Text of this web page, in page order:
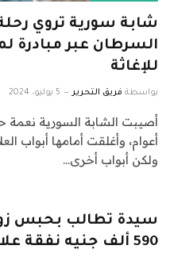
شابة سورية تروي
السرطان عبر مبادرة
للإغاثة
بواسطة فريق التحرير 5 يوليو، 2024
أعوام، وأغلقت أمامها أبواب
ولكن أبواب أخرى…
سيدة تطالب بحبس
590 ألف جنيه نفقة علاجها.. تفاصيل